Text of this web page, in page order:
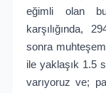
eğimli olan
karşılığında,
sonra
ile yaklaşık 1.5
varıyoruz ve;